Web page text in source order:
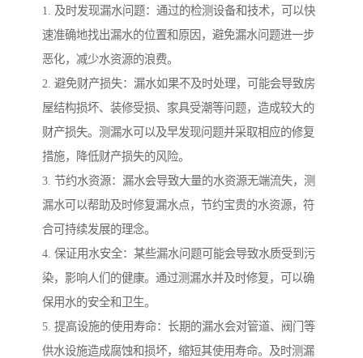
1. 及时发现漏水问题：通过的检测设备和技术，可以快
速准确地找出漏水的位置和原因，避免漏水问题进一步
恶化，减少水资源的浪费。
2. 避免财产损失：漏水如果不及时处理，可能会导致房
屋结构损坏、装修受损、家具受潮等问题，造成较大的
财产损失。测漏水可以及早发现问题并采取相应的修复
措施，降低财产损失的风险。
3. 节约水资源：漏水会导致大量的水资源无端流失，测
漏水可以帮助及时修复漏水点，节约宝贵的水资源，符
合可持续发展的理念。
4. 保证用水安全：某些漏水问题可能会导致水质受到污
染，影响人们的健康。通过测漏水并及时修复，可以确
保用水的安全和卫生。
5. 提高设施的使用寿命：长期的漏水会对管道、阀门等
供水设施造成腐蚀和损坏，缩短其使用寿命。及时测漏